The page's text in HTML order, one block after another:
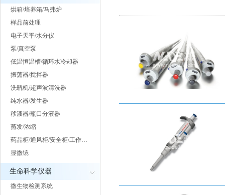
烘箱/培养箱/马弗炉
样品前处理
电子天平/水分仪
泵/真空泵
低温恒温槽/循环水冷却器
振荡器/搅拌器
洗瓶机/超声波清洗器
纯水器/发生器
移液器/瓶口分液器
蒸发/浓缩
药品柜/通风柜/安全柜/工作…
显微镜
生命科学仪器
微生物检测系统